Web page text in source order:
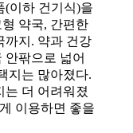
(이하 건기식)을
약국, 간편한
까지. 약과 건강
안팎으로 넓어
지는 많아졌다.
는 더 어려워졌
이용하면 좋을